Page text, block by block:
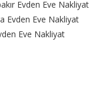
Evden Eve Nakliyat
Evden Eve Nakliyat
Eve Nakliyat